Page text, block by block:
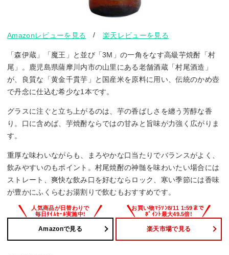
Amazonレビューを見る /楽天レビューを見る
「森伊蔵」「魔王」と並び「3M」の一角をなす高級芋焼酎「村
尾」。鹿児島県薩摩川内市の山里にある老舗酒蔵「村尾酒造」
が、良質な「黄金千貫芋」と国産米を原料に用い、伝統のかめ壺
で丹念に仕込む希少な1本です。
グラスに注ぐと立ち上がるのは、芋の香ばしさを纏う芳醇な香
り。口に含めば、芋焼酎ならではの甘みと旨味が力強く広がりま
す。
重厚な味わいながらも、まろやかな口当たりでバランスがよく、
飲みやすいのもポイント。村尾焼酎の神髄を味わいたい場合には
ストレート、爽快な飲み口を好むならロック、寒い季節には香味
が豊かにふくらむお湯割りで飲むもおすすめです。
Amazonで見る 楽天市場で見る